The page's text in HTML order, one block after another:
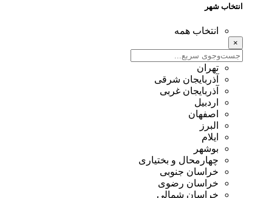
انتخاب شهر
انتخاب همه
×
تهران
آذربایجان شرقی
آذربایجان غربی
اردبیل
اصفهان
البرز
ایلام
بوشهر
چهارمحال و بختیاری
خراسان جنوبی
خراسان رضوی
خراسان شمالی